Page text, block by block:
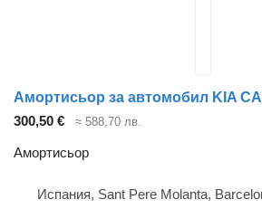
Амортисьор за автомобил KIA
300,50 €
≈ 588,70 лв.
Амортисьор
Испания, Sant Pere Molanta,